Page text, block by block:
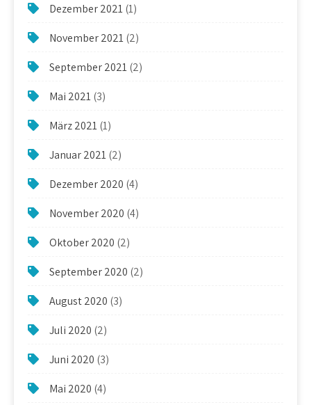
Dezember 2021(1)
November 2021(2)
September 2021(2)
Mai 2021(3)
März 2021(1)
Januar 2021(2)
Dezember 2020 (4)
November 2020 (4)
Oktober 2020 (2)
September 2020 (2)
August 2020 (3)
Juli 2020 (2)
Juni 2020 (3)
Mai 2020 (4)